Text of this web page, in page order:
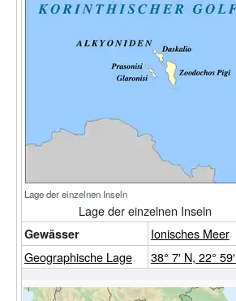
Lage der einzelnen Inseln
Lage der einzelnen Inseln
Gewässer
Ionisches Meer
Geographische Lage 38° 7′ N, 22° 59′